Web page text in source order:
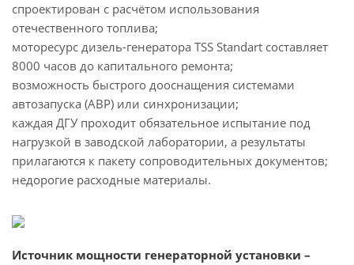
спроектирован с расчётом использования
отечественного топлива;
моторесурс дизель-генератора TSS Standart составляет
8000 часов до капитального ремонта;
возможность быстрого дооснащения системами
автозапуска (АВР) или синхронизации;
каждая ДГУ проходит обязательное испытание под
нагрузкой в заводской лаборатории, а результаты
прилагаются к пакету сопроводительных документов;
недорогие расходные материалы.
Источник мощности генераторной установки –